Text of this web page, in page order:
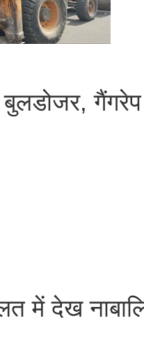
गैंगरेप
में देख